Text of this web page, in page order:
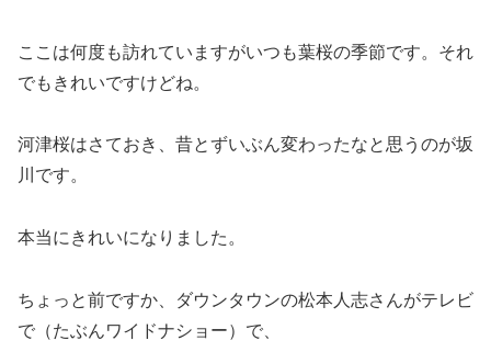
ここは何度も訪れていますがいつも葉桜の季節です。それ
でもきれいですけどね。
河津桜はさておき、昔とずいぶん変わったなと思うのが坂
川です。
本当にきれいになりました。
ちょっと前ですか、ダウンタウンの松本人志さんがテレビ
で（たぶんワイドナショー）で、